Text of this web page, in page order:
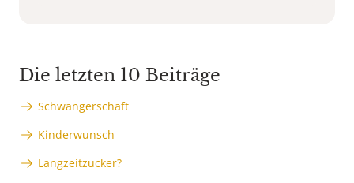
Die letzten 10 Beiträge
Schwangerschaft
Kinderwunsch
Langzeitzucker?